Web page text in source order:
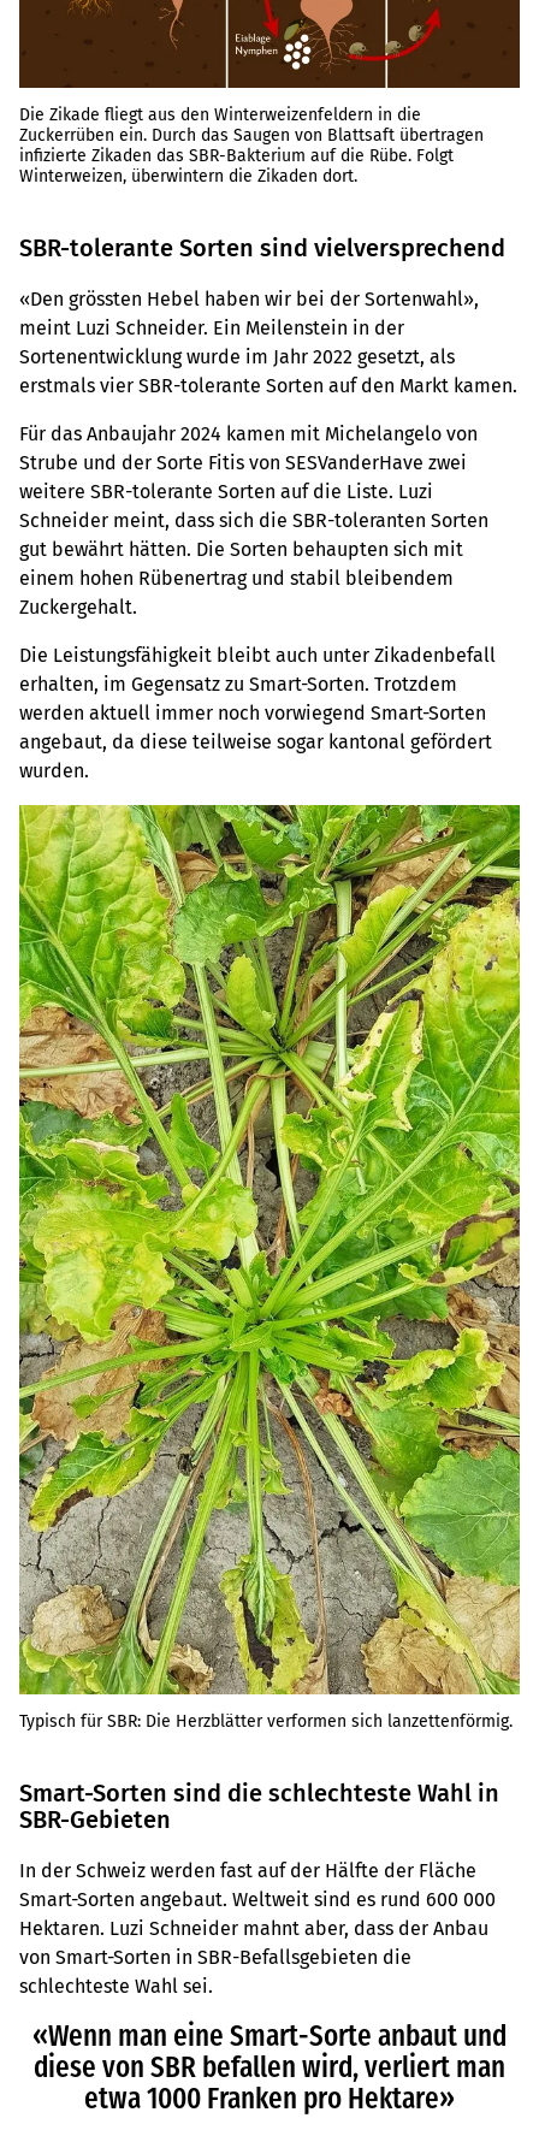
Die Zikade fliegt aus den Winterweizenfeldern in die
Zuckerrüben ein. Durch das Saugen von Blattsaft übertragen
infizierte Zikaden das SBR-Bakterium auf die Rübe. Folgt
Winterweizen, überwintern die Zikaden dort.
SBR-tolerante Sorten sind vielversprechend
«Den grössten Hebel haben wir bei der Sortenwahl»,
meint Luzi Schneider. Ein Meilenstein in der
Sortenentwicklung wurde im Jahr 2022 gesetzt, als
erstmals vier SBR-tolerante Sorten auf den Markt kamen.
Für das Anbaujahr 2024 kamen mit Michelangelo von
Strube und der Sorte Fitis von SESVanderHave zwei
weitere SBR-tolerante Sorten auf die Liste. Luzi
Schneider meint, dass sich die SBR-toleranten Sorten
gut bewährt hätten. Die Sorten behaupten sich mit
einem hohen Rübenertrag und stabil bleibendem
Zuckergehalt.
Die Leistungsfähigkeit bleibt auch unter Zikadenbefall
erhalten, im Gegensatz zu Smart-Sorten. Trotzdem
werden aktuell immer noch vorwiegend Smart-Sorten
angebaut, da diese teilweise sogar kantonal gefördert
wurden.
Typisch für SBR: Die Herzblätter verformen sich lanzettenförmig.
Smart-Sorten sind die schlechteste Wahl in
SBR-Gebieten
In der Schweiz werden fast auf der Hälfte der Fläche
Smart-Sorten angebaut. Weltweit sind es rund 600 000
Hektaren. Luzi Schneider mahnt aber, dass der Anbau
von Smart-Sorten in SBR-Befallsgebieten die
schlechteste Wahl sei.
«Wenn man eine Smart-Sorte anbaut und
diese von SBR befallen wird, verliert man
etwa 1000 Franken pro Hektare»